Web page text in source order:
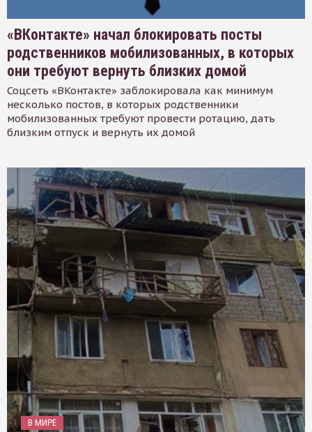
«ВКонтакте» начал блокировать посты
родственников мобилизованных, в которых
они требуют вернуть близких домой
Соцсеть «ВКонтакте» заблокировала как минимум
несколько постов, в которых родственники
мобилизованных требуют провести ротацию, дать
близким отпуск и вернуть их домой
В МИРЕ